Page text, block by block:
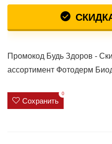
Промокод Будь Здоров -
ассортимент Фотодерм
Сохранить
0